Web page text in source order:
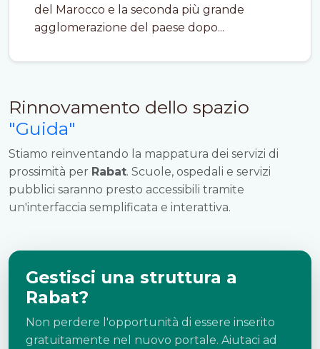
del Marocco e la seconda più grande
agglomerazione del paese dopo...
Rinnovamento dello spazio
"Guida"
Stiamo reinventando la mappatura dei servizi di
prossimità per Rabat. Scuole, ospedali e servizi
pubblici saranno presto accessibili tramite
un'interfaccia semplificata e interattiva.
Gestisci una struttura a
Rabat?
Non perdere l'opportunità di essere inserito
gratuitamente nel nuovo portale. Aiutaci ad